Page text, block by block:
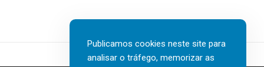
Publicamos cookies neste site para
analisar o tráfego, memorizar as